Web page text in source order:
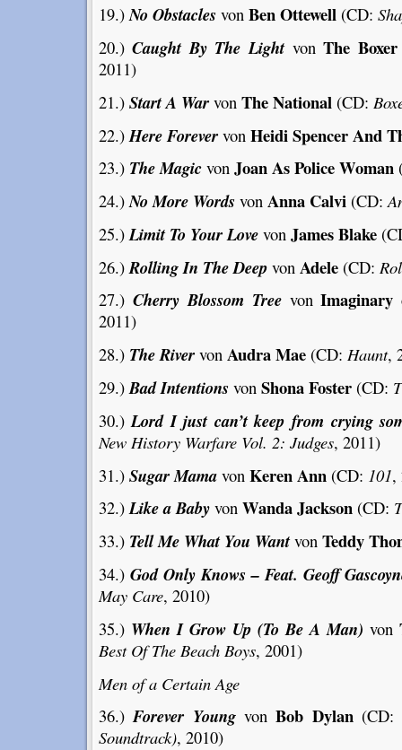
19.)No Obstacles von Ben Ottewell(CD:
20.)Caught By The LightvonThe
2011)
21.) Start A Warvon The National (CD:
22.)Here Forevervon Heidi Spencer And
23.) The Magicvon Joan As Police Woman
24.)No More Words von Anna Calvi(CD:
25.)Limit To Your Lovevon James Blake
26.)Rolling In The Deepvon Adele(CD:
27.) Cherry Blossom TreevonImaginary
2011)
28.) The Rivervon Audra Mae(CD: Haunt,
29.)Bad Intentions von Shona Foster(CD:
30.)Lord I just can’t keep from crying
New History Warfare Vol. 2: Judges, 2011)
31.) Sugar Mamavon Keren Ann (CD: 101,
32.)Like a Babyvon Wanda Jackson(CD:
33.) Tell Me What You Wantvon Teddy
34.) God Only Knows – Feat. Geoff
May Care, 2010)
35.) When I Grow Up (To Be A Man) von
Best Of The Beach Boys, 2001)
Men of a Certain Age
36.)Forever YoungvonBob Dylan(CD:
Soundtrack), 2010)